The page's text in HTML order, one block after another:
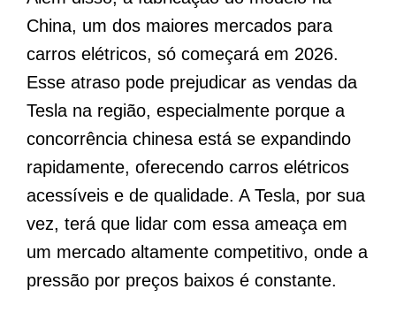
China, um dos maiores mercados para
carros elétricos, só começará em 2026.
Esse atraso pode prejudicar as vendas da
Tesla na região, especialmente porque a
concorrência chinesa está se expandindo
rapidamente, oferecendo carros elétricos
acessíveis e de qualidade. A Tesla, por sua
vez, terá que lidar com essa ameaça em
um mercado altamente competitivo, onde a
pressão por preços baixos é constante.